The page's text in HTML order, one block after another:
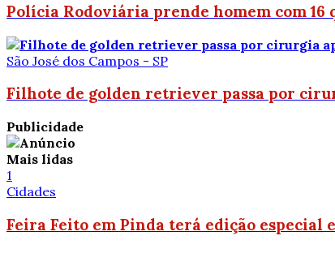
Polícia Rodoviária prende homem com
São José dos Campos - SP
Filhote de golden retriever passa por
Publicidade
Mais lidas
1
Cidades
Feira Feito em Pinda terá edição especial